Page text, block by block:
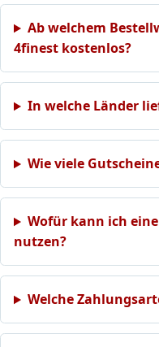
Ab welchem
4finest kostenlos?
In welche Länder
Wie viele
Wofür kann ich
nutzen?
Welche